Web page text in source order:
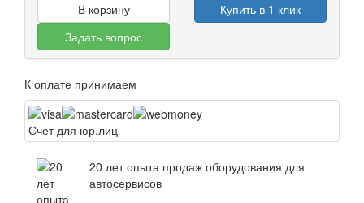
В корзину
Купить в 1 клик
Задать вопрос
К оплате принимаем
Счет для юр.лиц
20 лет опыта продаж оборудования для
автосервисов